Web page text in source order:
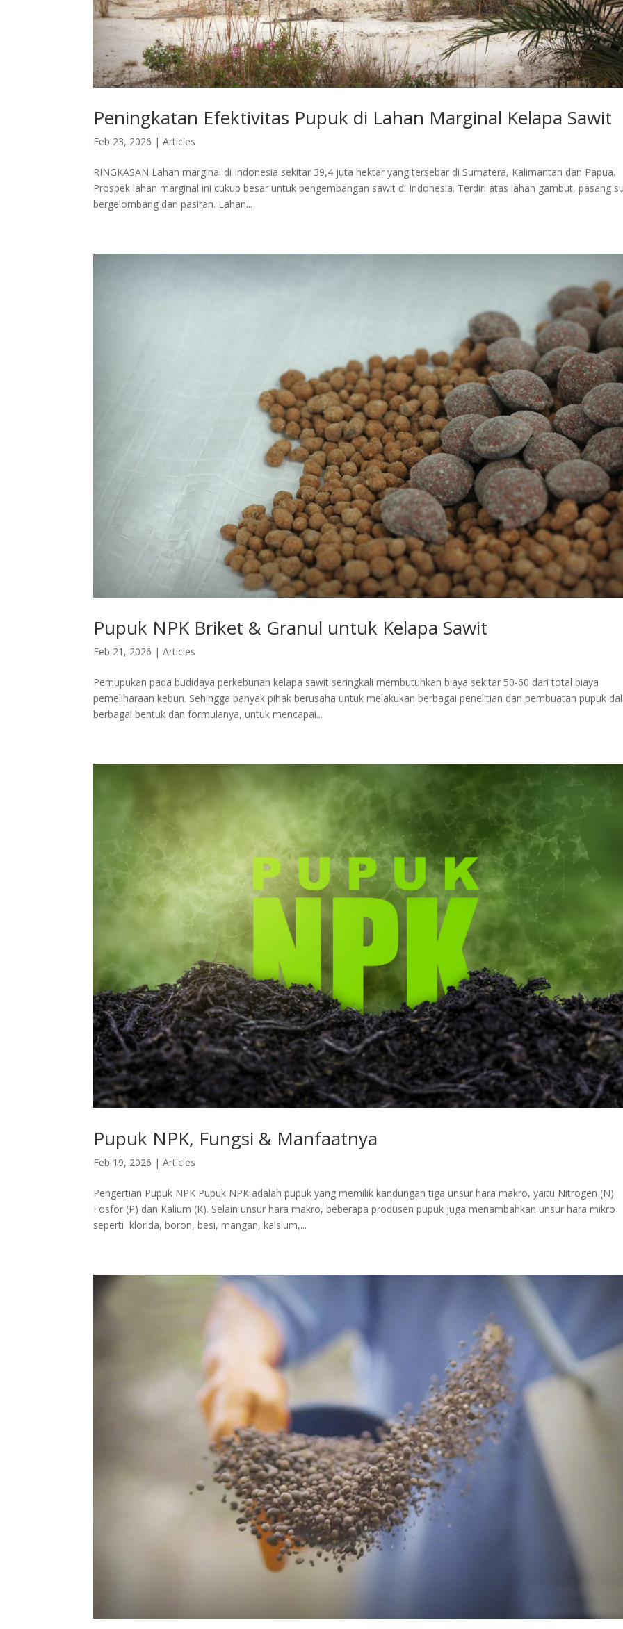
Peningkatan Efektivitas Pupuk di Lahan Marginal Kelapa Sawit
Feb 23, 2026 |Articles
RINGKASAN Lahan marginal di Indonesia sekitar 39,4 juta hektar yang tersebar di Sumatera, Kalimantan dan Papua.
Prospek lahan marginal ini cukup besar untuk pengembangan sawit di Indonesia. Terdiri atas lahan gambut, pasang
bergelombang dan pasiran. Lahan...
Pupuk NPK Briket & Granul untuk Kelapa Sawit
Feb 21, 2026 |Articles
Pemupukan pada budidaya perkebunan kelapa sawit seringkali membutuhkan biaya sekitar 50-60 dari total biaya
pemeliharaan kebun. Sehingga banyak pihak berusaha untuk melakukan berbagai penelitian dan pembuatan pupuk
berbagai bentuk dan formulanya, untuk mencapai...
Pupuk NPK, Fungsi & Manfaatnya
Feb 19, 2026 |Articles
Pengertian Pupuk NPK Pupuk NPK adalah pupuk yang memilik kandungan tiga unsur hara makro, yaitu Nitrogen (N)
Fosfor (P) dan Kalium (K). Selain unsur hara makro, beberapa produsen pupuk juga menambahkan unsur hara mikro
seperti klorida, boron, besi, mangan, kalsium,...